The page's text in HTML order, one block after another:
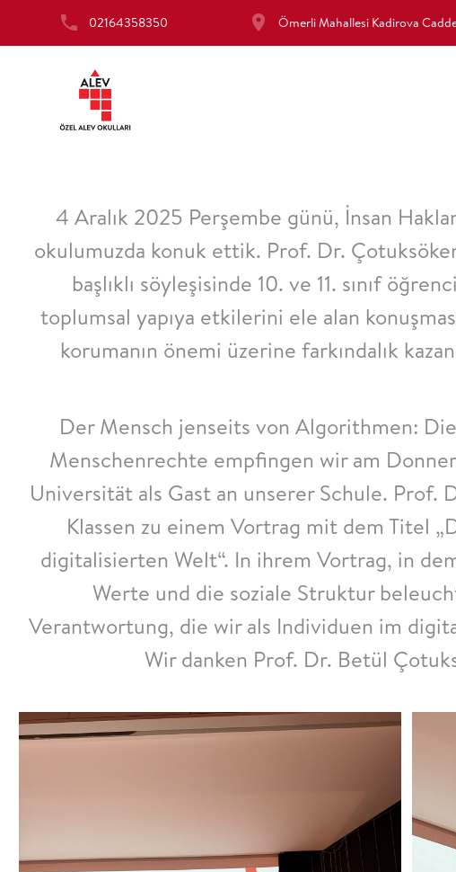
02164358350 Ömerli Mahallesi Kadirova
4 Aralık 2025 Perşembe günü, İnsan
okulumuzda konuk ettik. Prof. Dr.
başlıklı söyleşisinde 10. ve 11. sınıf
toplumsal yapıya etkilerini ele alan
korumanın önemi üzerine farkındalık
Der Mensch jenseits von Algorithmen:
Menschenrechte empfingen wir am
Universität als Gast an unserer Schule. Prof.
Klassen zu einem Vortrag mit dem Titel
digitalisierten Welt“. In ihrem Vortrag, in
Werte und die soziale Struktur
Verantwortung, die wir als Individuen im
Wir danken Prof. Dr. Betül